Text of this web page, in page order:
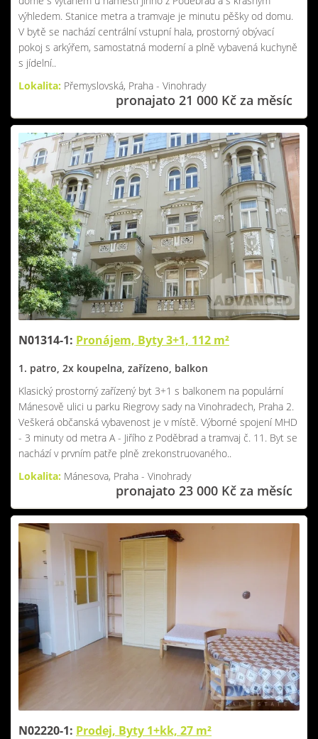
výhledem. Stanice metra a tramvaje je minutu pěšky od domu.
V bytě se nachází centrální vstupní hala, prostorný obývací
pokoj s arkýřem, samostatná moderní a plně vybavená kuchyně
s jídelní..
Lokalita: Přemyslovská, Praha - Vinohrady
pronajato 21 000 Kč za měsíc
N01314-1: Pronájem, Byty 3+1, 112 m²
1. patro, 2x koupelna, zařízeno, balkon
Klasický prostorný zařízený byt 3+1 s balkonem na populární
Mánesově ulici u parku Riegrovy sady na Vinohradech, Praha 2.
Veškerá občanská vybavenost je v místě. Výborné spojení MHD
- 3 minuty od metra A - Jiřího z Poděbrad a tramvaj č. 11. Byt se
nachází v prvním patře plně zrekonstruovaného..
Lokalita: Mánesova, Praha - Vinohrady
pronajato 23 000 Kč za měsíc
N02220-1: Prodej, Byty 1+kk, 27 m²